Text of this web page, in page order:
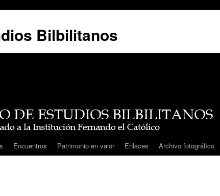
Bilbilitanos
Encuentros Patrimonio en valor Enlaces Archivo fotográfico